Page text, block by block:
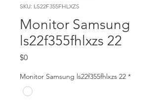
SKU: LS22F355FHLXZS
Monitor Samsung
ls22f355fhlxzs 22
$0Precio
Monitor Samsung ls22f355fhlxzs 22 *